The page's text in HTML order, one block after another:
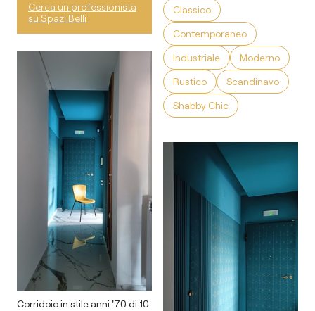
Cerca un professionista
su Spazi Belli
Corridoio in stile anni '70 di 10
Classico
Contemporaneo
Industriale
Moderno
Rustico
Scandinavo
Shabby Chic